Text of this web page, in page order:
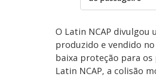
O Latin NCAP divulgou
produzido e vendido
baixa proteção para
Latin NCAP, a colisão